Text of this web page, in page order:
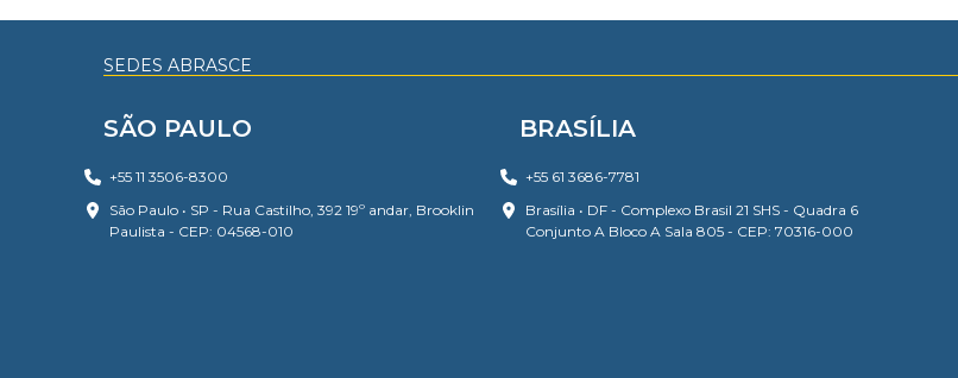
SEDES ABRASCE
SÃO PAULO
+55 11 3506-8300
São Paulo • SP - Rua Castilho, 392 19º andar, Brooklin
Paulista - CEP: 04568-010
BRASÍLIA
+55 61 3686-7781
Brasília • DF - Complexo Brasil 21 SHS - Quadra 6
Conjunto A Bloco A Sala 805 - CEP: 70316-000